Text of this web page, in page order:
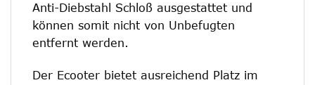
Anti-Diebstahl Schloß ausgestattet und
können somit nicht von Unbefugten
entfernt werden.
Der Ecooter bietet ausreichend Platz im